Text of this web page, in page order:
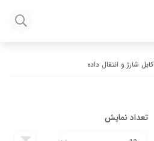
کابل شارژ و انتقال داده
تعداد نمایش